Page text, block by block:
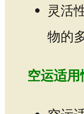
灵活
物的
空运适用